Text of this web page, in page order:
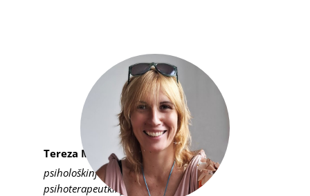
Tereza Moličnik
psihološkinja, integrativna telesna
psihoterapeutkinja